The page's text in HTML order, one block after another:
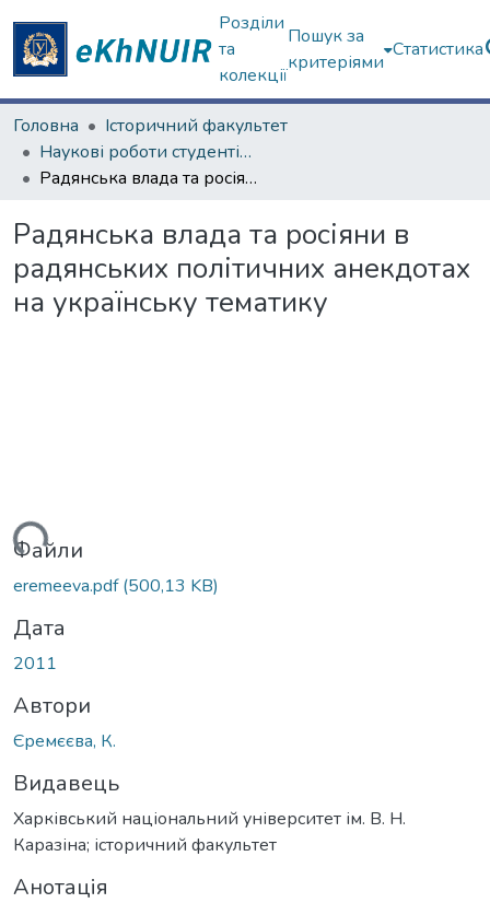
Розділи
та
колекції
Пошук за
критеріями
Статистика
Головна
Історичний факультет
Наукові роботи студентів та аспірантів. Історичний факультет
Радянська влада та росіяни в радянських політичних анекдотах на українську тематику
Радянська влада та росіяни в
радянських політичних анекдотах
на українську тематику
Файли
eremeeva.pdf(500,13 KB)
Дата
2011
Автори
Єремєєва, К.
Видавець
Харківський національний університет ім. В. Н.
Каразіна; історичний факультет
Анотація